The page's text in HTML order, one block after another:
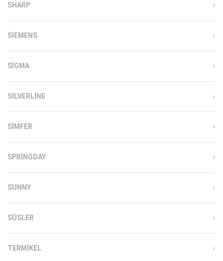
SHARP
SIEMENS
SIGMA
SILVERLINE
SIMFER
SPRINGDAY
SUNNY
SÜSLER
TERMIKEL